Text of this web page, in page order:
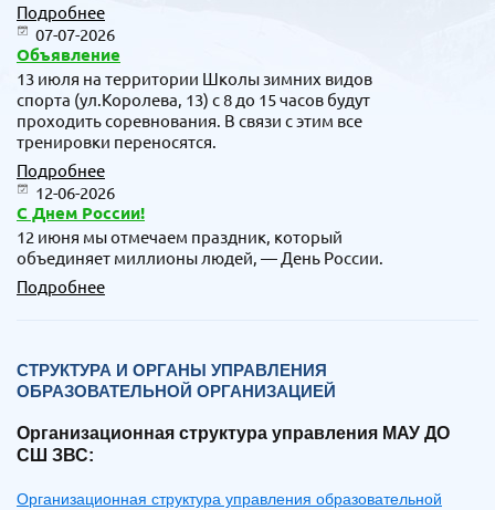
Подробнее
07-07-2026
Объявление
13 июля на территории Школы зимних видов
спорта (ул.Королева, 13) с 8 до 15 часов будут
проходить соревнования. В связи с этим все
тренировки переносятся.
Подробнее
12-06-2026
С Днем России!
12 июня мы отмечаем праздник, который
объединяет миллионы людей, — День России.
Подробнее
СТРУКТУРА И ОРГАНЫ УПРАВЛЕНИЯ
ОБРАЗОВАТЕЛЬНОЙ ОРГАНИЗАЦИЕЙ
Организационная структура управления МАУ ДО
СШ ЗВС:
Организационная структура управления образовательной